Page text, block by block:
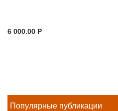
6 000.00 P
Популярные публикации